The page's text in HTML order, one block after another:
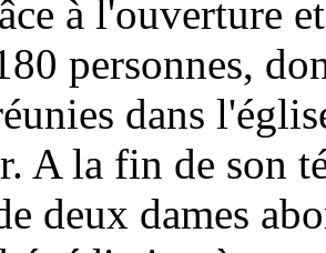
à l'ouverture
personnes,
dans
A la fin de son
deux dames